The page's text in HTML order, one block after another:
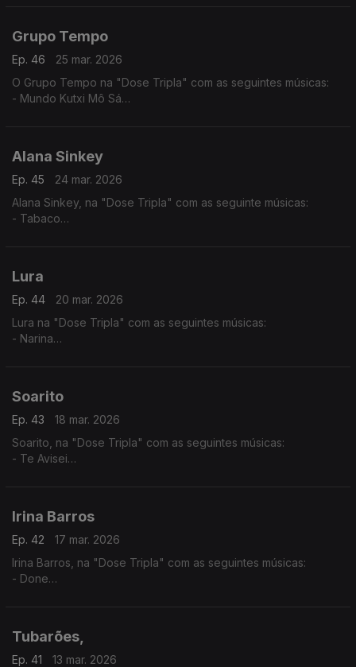
Grupo Tempo
Ep. 46
25 mar. 2026
O Grupo Tempo na "Dose Tripla" com as seguintes músicas:
- Mundo Kutxi Mô Sá
Alana Sinkey
Ep. 45
24 mar. 2026
Alana Sinkey, na "Dose Tripla" com as seguinte músicas:
- Tabaco
Lura
Ep. 44
20 mar. 2026
Lura na "Dose Tripla" com as seguintes músicas:
- Narina
Soarito
Ep. 43
18 mar. 2026
Soarito, na "Dose Tripla" com as seguintes músicas:
- Te Avisei
Irina Barros
Ep. 42
17 mar. 2026
Irina Barros, na "Dose Tripla" com as seguintes músicas:
- Done
Tubarões,
Ep. 41
13 mar. 2026